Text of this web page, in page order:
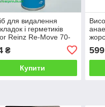
для видалення
і герметиків
Reinz Re-Move 70-
00 (Віктор рейнз)
₴
Купити